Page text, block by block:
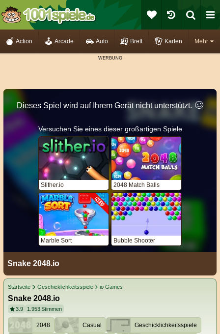
Mehr
Action Arcade Auto Brett Karten
Dieses Spiel wird auf Ihrem Gerät nicht unterstützt. 🥴️
Versuchen Sie eines dieser großartigen Spiele
Slither.io 2048 Match Balls
Marble Sort Bubble Shooter
Snake 2048.io
Startseite Geschicklichkeitsspiele io Games
Snake 2048.io
3.9 1.953Stimmen
2048 Casual Geschicklichkeitsspiele